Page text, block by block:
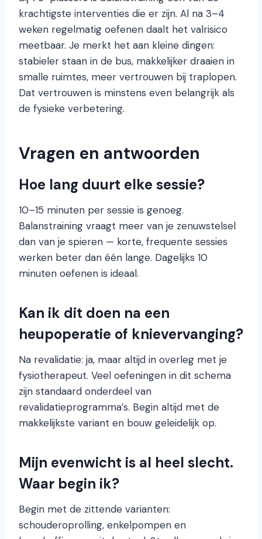
krachtigste interventies die er zijn. Al na 3–4
weken regelmatig oefenen daalt het valrisico
meetbaar. Je merkt het aan kleine dingen:
stabieler staan in de bus, makkelijker draaien in
smalle ruimtes, meer vertrouwen bij traplopen.
Dat vertrouwen is minstens even belangrijk als
de fysieke verbetering.
Vragen en antwoorden
Hoe lang duurt elke sessie?
10–15 minuten per sessie is genoeg.
Balanstraining vraagt meer van je zenuwstelsel
dan van je spieren — korte, frequente sessies
werken beter dan één lange. Dagelijks 10
minuten oefenen is ideaal.
Kan ik dit doen na een
heupoperatie of knievervanging?
Na revalidatie: ja, maar altijd in overleg met je
fysiotherapeut. Veel oefeningen in dit schema
zijn standaard onderdeel van
revalidatieprogramma’s. Begin altijd met de
makkelijkste variant en bouw geleidelijk op.
Mijn evenwicht is al heel slecht.
Waar begin ik?
Begin met de zittende varianten:
schouderoprolling, enkelpompen en